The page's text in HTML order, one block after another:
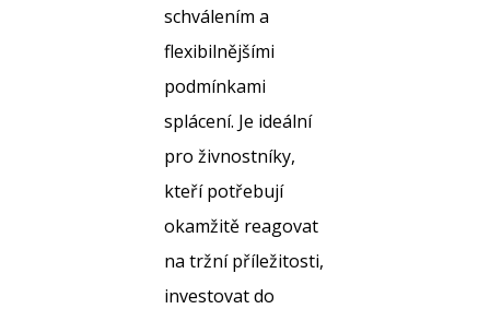
schválením a
flexibilnějšími
podmínkami
splácení. Je ideální
pro živnostníky,
kteří potřebují
okamžitě reagovat
na tržní příležitosti,
investovat do